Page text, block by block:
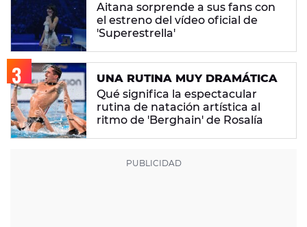
Aitana sorprende a sus fans con
el estreno del vídeo oficial de
'Superestrella'
UNA RUTINA MUY DRAMÁTICA
Qué significa la espectacular
rutina de natación artística al
ritmo de 'Berghain' de Rosalía